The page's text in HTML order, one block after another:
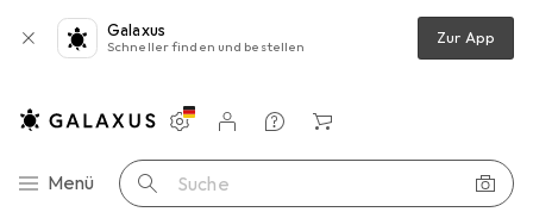
Galaxus
Schneller finden und bestellen Zur App
Navigation nach Kategorien
Menü Suche
Einstellungen
Kundenkonto
Vergleichslisten
Merklisten
Warenkorb